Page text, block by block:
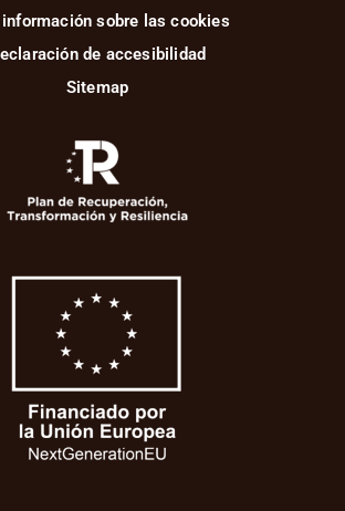
información sobre las cookies
de accesibilidad
Sitemap